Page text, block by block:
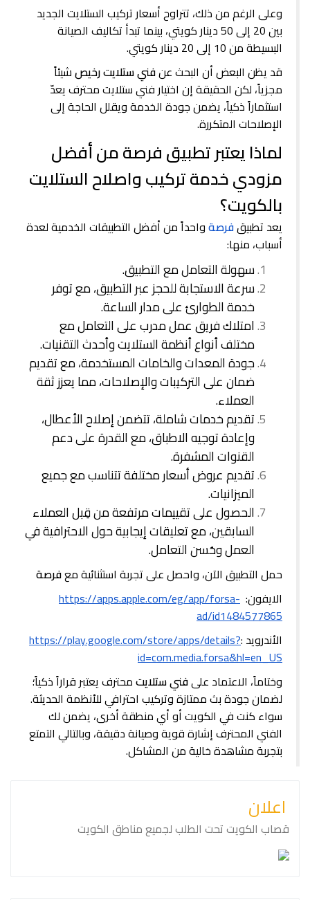
وعلى الرغم من ذلك، تتراوح أسعار تركيب الستلايت الجديد
بين 20 إلى 50 دينار كويتي، بينما تبدأ تكاليف الصيانة
البسيطة من 10 إلى 20 دينار كويتي.
قد يظن البعض أن البحث عنفني ستلايت رخيصشيئاً
مجزياً، لكن الحقيقة إن اختيار فني ستلايت محترف يعدّ
استثماراً ذكياً، يضمن جودة الخدمة ويقلل الحاجة إلى
الإصلاحات المتكررة.
لماذا يعتبر تطبيق فرصة من أفضل
مزودي خدمة تركيب واصلاح الستلايت
بالكويت؟
يعد تطبيقفرصةواحداً من أفضل التطبيقات الخدمية لعدة
أسباب، منها:
سهولة التعامل مع التطبيق.
سرعة الاستجابة للحجز عبر التطبيق، مع توفر
خدمة الطوارئ على مدار الساعة.
امتلاك فريق عمل مدرب على التعامل مع
مختلف أنواع أنظمة الستلايت وأحدث التقنيات.
جودة المعدات والخامات المستخدمة، مع تقديم
ضمان على التركيبات والإصلاحات، مما يعزز ثقة
العملاء.
تقديم خدمات شاملة، تتضمن إصلاح الأعطال،
وإعادة توجيه الاطباق، مع القدرة على دعم
القنوات المشفرة.
تقديم عروض أسعار مختلفة تتناسب مع جميع
الميزانيات.
الحصول على تقييمات مرتفعة من قِبل العملاء
السابقين، مع تعليقات إيجابية حول الاحترافية في
العمل وحُسن التعامل.
حمل التطبيق الآن، واحصل على تجربة استثنائية معفرصة
الايفون: https://apps.apple.com/eg/app/forsa-
ad/id1484577865
الأندرويد :https://play.google.com/store/apps/details?
id=com.media.forsa&hl=en_US
وختاماً، الاعتماد علىفني ستلايتمحترف يعتبر قراراً ذكياً؛
لضمان جودة بث ممتازة وتركيب احترافي للأنظمة الحديثة.
سواء كنت في الكويت أو أي منطقة أخرى، يضمن لك
الفني المحترف إشارة قوية وصيانة دقيقة، وبالتالي التمتع
بتجربة مشاهدة خالية من المشاكل.
اعلان
قصاب الكويت تحت الطلب لجميع مناطق الكويت